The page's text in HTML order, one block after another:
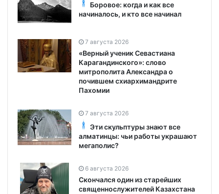
Боровое: когда и как все
начиналось, и кто все начинал
7 августа 2026
«Верный ученик Севастиана
Карагандинского»: слово
митрополита Александра о
почившем схиархимандрите
Пахомии
7 августа 2026
Эти скульптуры знают все
алматинцы: чьи работы украшают
мегаполис?
6 августа 2026
Скончался один из старейших
священнослужителей Казахстана